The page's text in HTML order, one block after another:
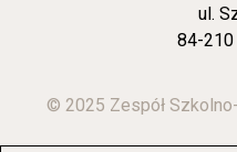
ul.
84-210
© 2025 Zespół